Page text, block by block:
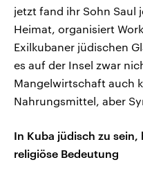
jetzt fand ihr Sohn Saul
Heimat, organisiert
Exilkubaner jüdischen
es auf der Insel zwar
Mangelwirtschaft auch
Nahrungsmittel, aber
In Kuba jüdisch zu
religiöse Bedeutung